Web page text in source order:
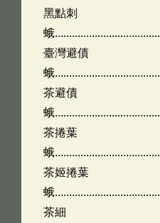
黑點刺
蛾
臺灣避債
蛾
茶避債
蛾
茶捲葉
蛾
茶姬捲葉
蛾
茶細